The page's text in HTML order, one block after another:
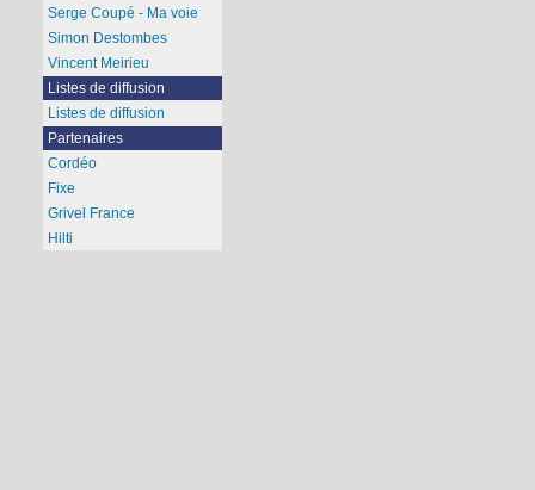
Serge Coupé - Ma voie
Simon Destombes
Vincent Meirieu
Listes de diffusion
Listes de diffusion
Partenaires
Cordéo
Fixe
Grivel France
Hilti